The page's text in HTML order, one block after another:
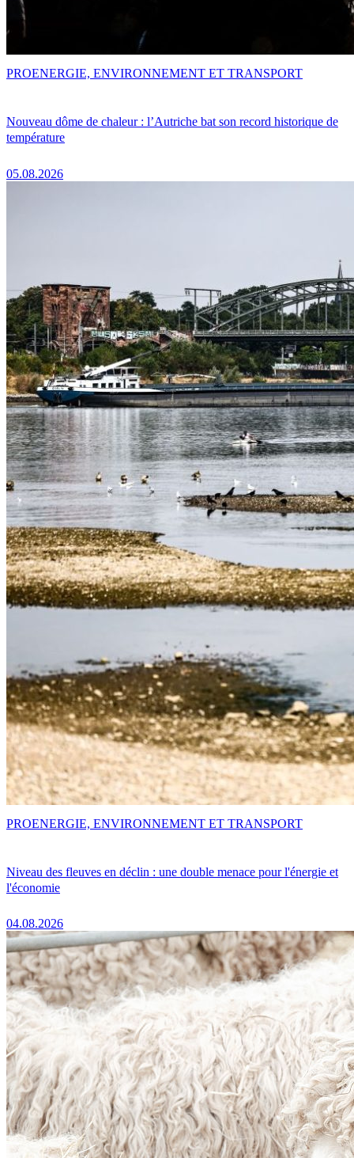
Nouveau dôme de chaleur : l’Autriche bat son record historique de
température
05.08.2026
PROENERGIE, ENVIRONNEMENT ET TRANSPORT
Niveau des fleuves en déclin : une double menace pour l'énergie et
l'économie
04.08.2026
PROENERGIE, ENVIRONNEMENT ET TRANSPORT